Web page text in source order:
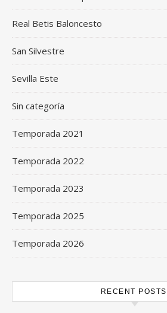
Real Betis Baloncesto
San Silvestre
Sevilla Este
Sin categoría
Temporada 2021
Temporada 2022
Temporada 2023
Temporada 2025
Temporada 2026
RECENT POSTS